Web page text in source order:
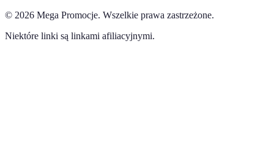
© 2026 Mega Promocje. Wszelkie prawa zastrzeżone.
Niektóre linki są linkami afiliacyjnymi.